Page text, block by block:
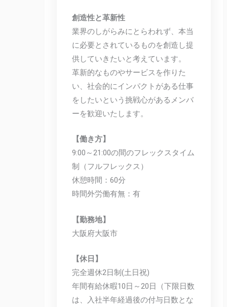
創造性と革新性
業界のしがらみにとらわれず、本当
に必要とされているものを創造し提
供していきたいと考えています。
革新的なものやサービスを作りた
い、社会的にインパクトがある仕事
をしたいという挑戦心があるメンバ
ーを歓迎いたします。
【働き方】
9:00～21:00の間のフレックスタイム
制（フルフレックス）
休憩時間：60分
時間外労働有無：有
【勤務地】
大阪府大阪市
【休日】
完全週休2日制(土日祝)
年間有給休暇10日～20日（下限日数
は、入社半年経過後の付与日数とな